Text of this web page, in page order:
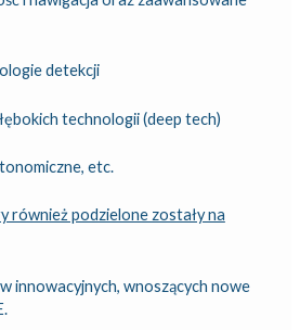
detekcji
technologii (deep tech)
etc.
również podzielone zostały na
innowacyjnych, wnoszących nowe